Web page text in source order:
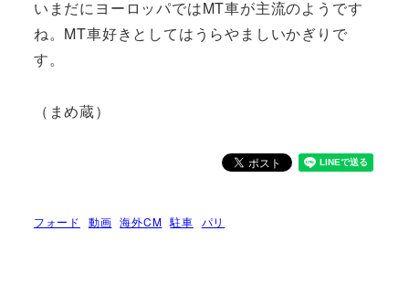
いまだにヨーロッパではMT車が主流のようです
ね。MT車好きとしてはうらやましいかぎりで
す。
（まめ蔵）
フォード 動画 海外CM 駐車 パリ